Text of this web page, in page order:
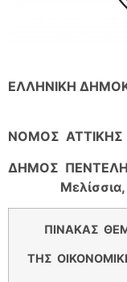
ΕΛΛΗΝΙΚΗ
ΝΟΜOΣ ΑΤΤΙΚΗΣ
ΔΗΜΟΣ
ΠΙΝΑΚΑΣ
ΤΗΣ